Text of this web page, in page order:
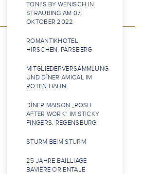
TONI‘S BY WENISCH IN
STRAUBING AM 07.
OKTOBER 2022
ROMANTIKHOTEL
HIRSCHEN, PARSBERG
MITGLIEDERVERSAMMLUNG
UND DÎNER AMICAL IM
ROTEN HAHN
DÎNER MAISON „POSH
AFTER WORK“ IM STICKY
FINGERS, REGENSBURG
STURM BEIM STURM
25 JAHRE BAILLIAGE
BAVIÈRE ORIENTALE